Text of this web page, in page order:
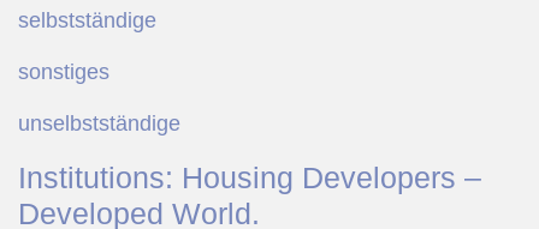
selbstständige
sonstiges
unselbstständige
Institutions: Housing Developers –
Developed World.